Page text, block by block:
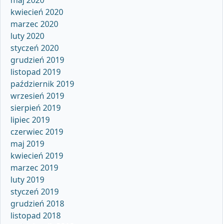
kwiecień 2020
marzec 2020
luty 2020
styczeń 2020
grudzień 2019
listopad 2019
październik 2019
wrzesień 2019
sierpień 2019
lipiec 2019
czerwiec 2019
maj 2019
kwiecień 2019
marzec 2019
luty 2019
styczeń 2019
grudzień 2018
listopad 2018